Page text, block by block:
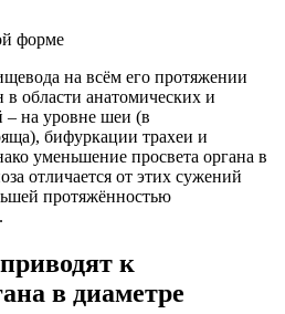
форме
на всём его протяжении
области анатомических и
– на уровне шеи (в
бифуркации трахеи и
уменьшение просвета органа в
отличается от этих сужений
протяжённостью
к
в диаметре